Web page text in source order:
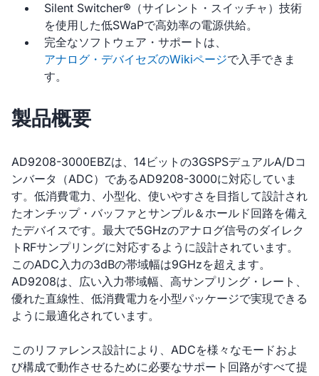
Silent Switcher®（サイレント・スイッチャ）技術
を使用した低SWaPで高効率の電源供給。
完全なソフトウェア・サポートは、
アナログ・デバイセズのWikiページで入手できま
す。
製品概要
AD9208-3000EBZは、14ビットの3GSPSデュアルA/Dコ
ンバータ（ADC）であるAD9208-3000に対応していま
す。低消費電力、小型化、使いやすさを目指して設計され
たオンチップ・バッファとサンプル＆ホールド回路を備え
たデバイスです。最大で5GHzのアナログ信号のダイレク
トRFサンプリングに対応するように設計されています。
このADC入力の3dBの帯域幅は9GHzを超えます。
AD9208は、広い入力帯域幅、高サンプリング・レート、
優れた直線性、低消費電力を小型パッケージで実現できる
ように最適化されています。
このリファレンス設計により、ADCを様々なモードおよ
び構成で動作させるために必要なサポート回路がすべて提